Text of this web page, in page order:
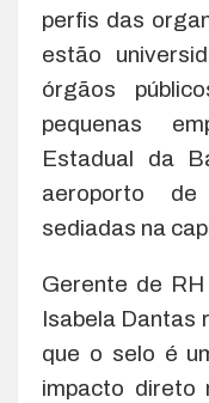
perfis das
estão
órgãos
pequenas
Estadual da
aeroporto
sediadas na
Gerente de
Isabela Dantas
que o selo é
impacto direto